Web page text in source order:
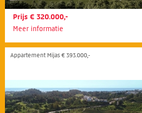
Prijs € 320.000,-
Meer informatie
Appartement Mijas € 393.000,-